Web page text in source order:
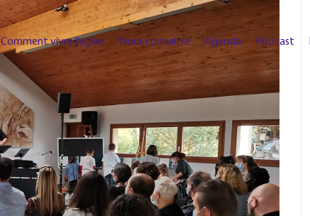
Comment vivre l’église Nous connaître Agenda Podcast